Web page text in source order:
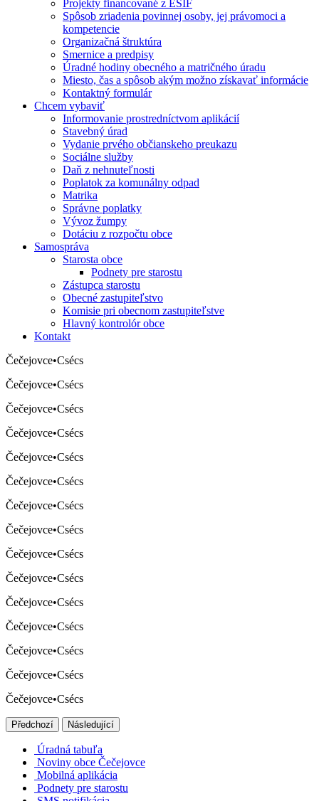
Projekty financované z EŠIF
Spôsob zriadenia povinnej osoby, jej právomoci a
kompetencie
Organizačná štruktúra
Smernice a predpisy
Úradné hodiny obecného a matričného úradu
Miesto, čas a spôsob akým možno získavať informácie
Kontaktný formulár
Chcem vybaviť
Informovanie prostredníctvom aplikácií
Stavebný úrad
Vydanie prvého občianskeho preukazu
Sociálne služby
Daň z nehnuteľnosti
Poplatok za komunálny odpad
Matrika
Správne poplatky
Vývoz žumpy
Dotáciu z rozpočtu obce
Samospráva
Starosta obce
Podnety pre starostu
Zástupca starostu
Obecné zastupiteľstvo
Komisie pri obecnom zastupiteľstve
Hlavný kontrolór obce
Kontakt
Čečejovce•Csécs
Čečejovce•Csécs
Čečejovce•Csécs
Čečejovce•Csécs
Čečejovce•Csécs
Čečejovce•Csécs
Čečejovce•Csécs
Čečejovce•Csécs
Čečejovce•Csécs
Čečejovce•Csécs
Čečejovce•Csécs
Čečejovce•Csécs
Čečejovce•Csécs
Čečejovce•Csécs
Čečejovce•Csécs
Předchozí Následující
Úradná tabuľa
Noviny obce Čečejovce
Mobilná aplikácia
Podnety pre starostu